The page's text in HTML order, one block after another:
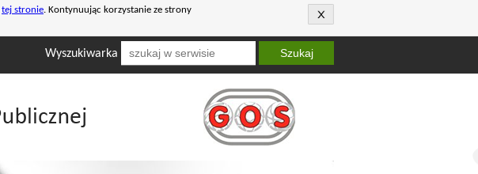
tej stronie. Kontynuując korzystanie ze strony
Wyszukiwarka Szukaj